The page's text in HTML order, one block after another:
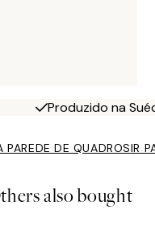
Produzido na
PAREDE DE QUADROSIR
also bought